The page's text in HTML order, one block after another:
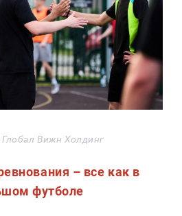
Вижн Холдинг
– все как в
футболе